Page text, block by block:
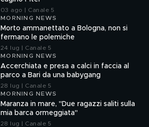
03 ago | Canale 5
MORNING NEWS
Morto ammanettato a Bologna, non si
fermano le polemiche
24 lug | Canale 5
MORNING NEWS
Accerchiata e presa a calci in faccia al
parco a Bari da una babygang
28 lug | Canale 5
MORNING NEWS
Maranza in mare, "Due ragazzi saliti sulla
mia barca ormeggiata"
28 lug | Canale 5